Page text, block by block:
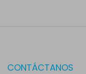
CONTÁCTANOS